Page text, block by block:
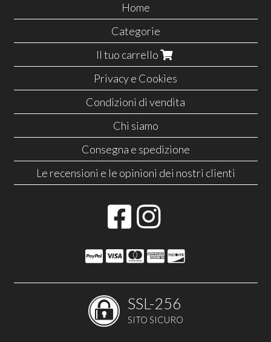
Home
Categorie
Il tuo carrello
Privacy e Cookies
Condizioni di vendita
Chi siamo
Consegna e spedizione
Le recensioni e le opinioni dei nostri clienti
SSL-256
SITO SICURO